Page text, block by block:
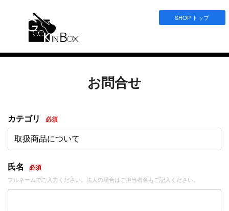
SHOP トップ
お問合せ
カテゴリ 必須
取扱商品について
氏名 必須
フルネームでご入力ください。法人の場合はご担当者名もご記入ください。